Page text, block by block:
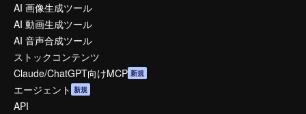
AI 画像生成ツール
AI 動画生成ツール
AI 音声合成ツール
ストックコンテンツ
Claude/ChatGPT向けMCP 新規
エージェント 新規
API